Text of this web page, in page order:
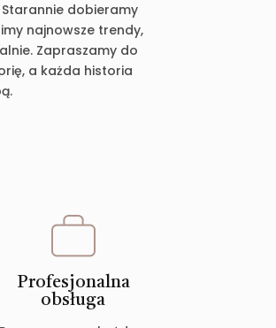
dobieramy
najnowsze trendy,
Zapraszamy do
a każda historia
Profesjonalna
obsługa